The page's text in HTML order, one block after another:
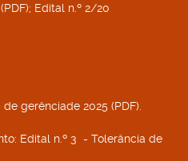
Edital n.º 2/20
de gerênciade 2025 (PDF).
: Edital n.º 3 - Tolerância de